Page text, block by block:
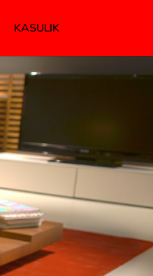
KASULIK